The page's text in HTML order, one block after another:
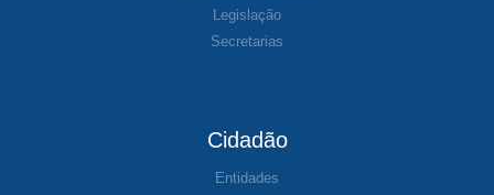
Legislação
Secretarias
Cidadão
Entidades